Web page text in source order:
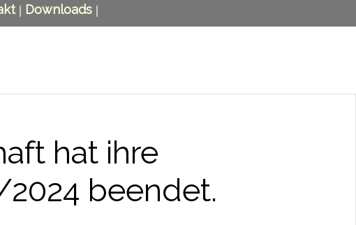
| Downloads|
hat ihre
beendet.